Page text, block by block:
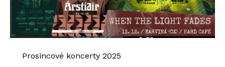
Prosincové koncerty 2025